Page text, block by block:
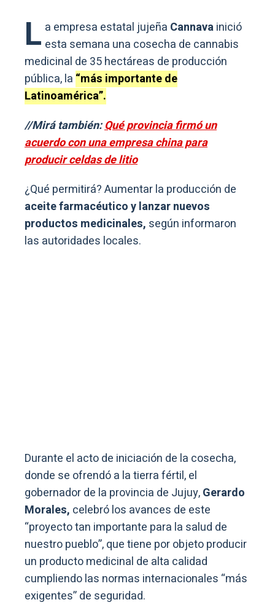
L a empresa estatal jujeña Cannavainició
esta semana una cosecha de cannabis
medicinal de 35 hectáreas de producción
pública, la “más importante de
Latinoamérica”.
//Mirá también:Qué provincia firmó un
acuerdo con una empresa china para
producir celdas de litio
¿Qué permitirá? Aumentar la producción de
aceite farmacéutico y lanzar nuevos
productos medicinales, según informaron
las autoridades locales.
Durante el acto de iniciación de la cosecha,
donde se ofrendó a la tierra fértil, el
gobernador de la provincia de Jujuy,Gerardo
Morales, celebró los avances de este
“proyecto tan importante para la salud de
nuestro pueblo”, que tiene por objeto producir
un producto medicinal de alta calidad
cumpliendo las normas internacionales “más
exigentes” de seguridad.